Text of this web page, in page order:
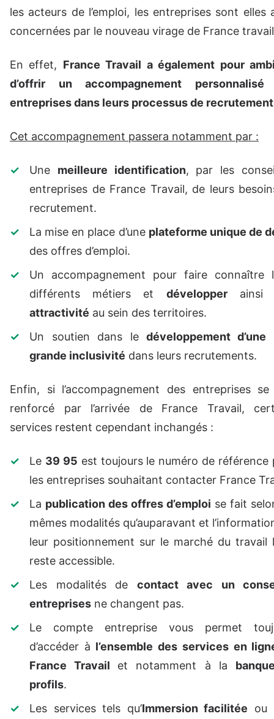
les acteurs de l’emploi, les entreprises sont elles
concernées par le nouveau virage de France
En effet, France Travail a également pour
d’offrir un accompagnement personnalisé
entreprises dans leurs processus de
Cet accompagnement passera notamment par :
Une meilleure identification, par les
entreprises de France Travail, de leurs
recrutement.
La mise en place d’une plateforme unique de
des offres d’emploi.
Un accompagnement pour faire connaître
différents métiers et développer
attractivité au sein des territoires.
Un soutien dans le développement d’une
grande inclusivité dans leurs recrutements.
Enfin, si l’accompagnement des entreprises
renforcé par l’arrivée de France Travail,
services restent cependant inchangés :
Le 39 95 est toujours le numéro de référence
les entreprises souhaitant contacter France
La publication des offres d’emploi se fait
mêmes modalités qu’auparavant et
leur positionnement sur le marché du travail
reste accessible.
Les modalités de contact avec un
entreprises ne changent pas.
Le compte entreprise vous permet
d’accéder à l’ensemble des services en
France Travail et notamment à la
profils.
Les services tels qu’Immersion facilitée ou